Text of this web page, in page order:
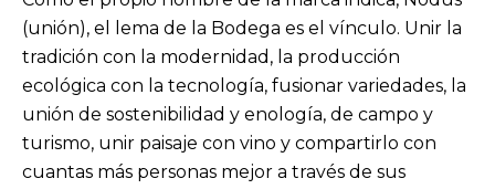
(unión), el lema de la Bodega es el vínculo. Unir la
tradición con la modernidad, la producción
ecológica con la tecnología, fusionar variedades, la
unión de sostenibilidad y enología, de campo y
turismo, unir paisaje con vino y compartirlo con
cuantas más personas mejor a través de sus